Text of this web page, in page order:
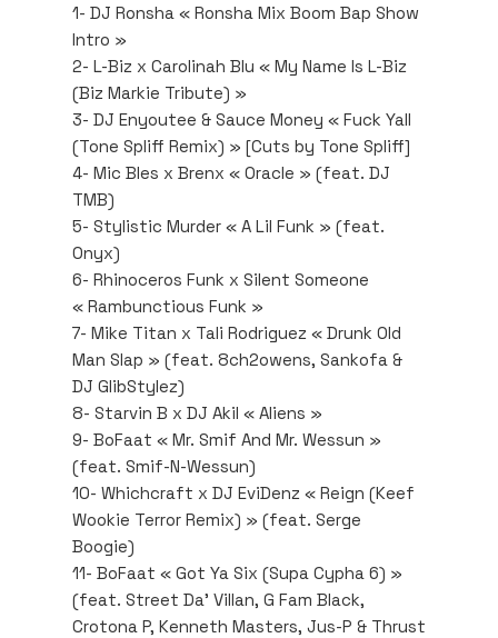
1- DJ Ronsha « Ronsha Mix Boom Bap Show
Intro »
2- L-Biz x Carolinah Blu « My Name Is L-Biz
(Biz Markie Tribute) »
3- DJ Enyoutee & Sauce Money « Fuck Yall
(Tone Spliff Remix) » [Cuts by Tone Spliff]
4- Mic Bles x Brenx « Oracle » (feat. DJ
TMB)
5- Stylistic Murder « A Lil Funk » (feat.
Onyx)
6- Rhinoceros Funk x Silent Someone
« Rambunctious Funk »
7- Mike Titan x Tali Rodriguez « Drunk Old
Man Slap » (feat. 8ch2owens, Sankofa &
DJ GlibStylez)
8- Starvin B x DJ Akil « Aliens »
9- BoFaat « Mr. Smif And Mr. Wessun »
(feat. Smif-N-Wessun)
10- Whichcraft x DJ EviDenz « Reign (Keef
Wookie Terror Remix) » (feat. Serge
Boogie)
11- BoFaat « Got Ya Six (Supa Cypha 6) »
(feat. Street Da’ Villan, G Fam Black,
Crotona P, Kenneth Masters, Jus-P & Thrust